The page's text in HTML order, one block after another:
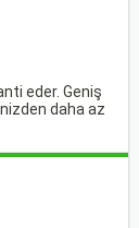
eder. Geniş
daha az